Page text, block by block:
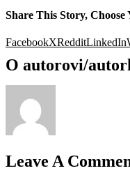
Share This Story,
FacebookXRedditLinkedIn
O autorovi/
Leave A